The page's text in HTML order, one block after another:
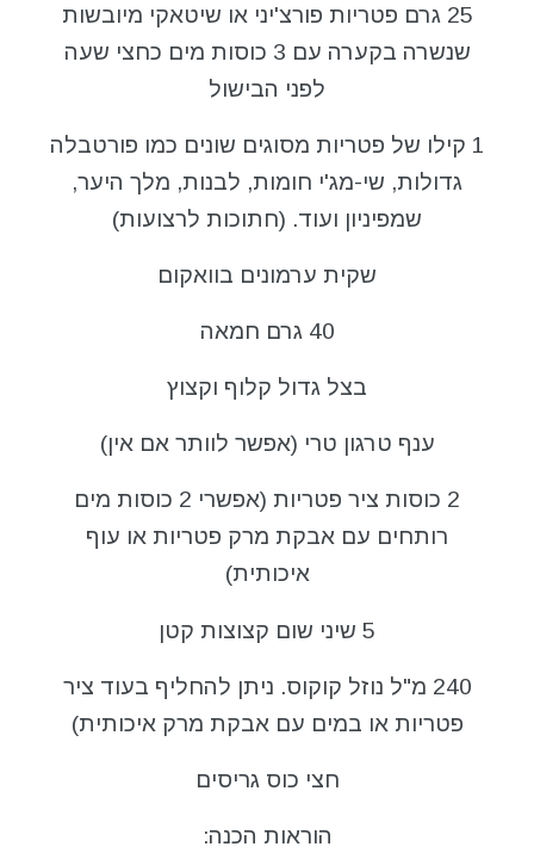
25 גרם פטריות פורצ'יני או שיטאקי מיובשות
שנשרה בקערה עם 3 כוסות מים כחצי שעה
לפני הבישול
1 קילו של פטריות מסוגים שונים כמו פורטבלה
גדולות, שי-מג'י חומות, לבנות, מלך היער,
שמפיניון ועוד. (חתוכות לרצועות)
שקית ערמונים בוואקום
40 גרם חמאה
בצל גדול קלוף וקצוץ
ענף טרגון טרי (אפשר לוותר אם אין)
2 כוסות ציר פטריות (אפשרי 2 כוסות מים
רותחים עם אבקת מרק פטריות או עוף
איכותית)
5 שיני שום קצוצות קטן
240 מ"ל נוזל קוקוס. ניתן להחליף בעוד ציר
פטריות או במים עם אבקת מרק איכותית)
חצי כוס גריסים
הוראות הכנה: